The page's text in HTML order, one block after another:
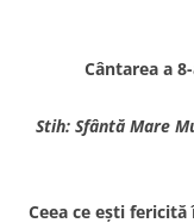
Cântarea a
Stih: Sfântă Mare
Ceea ce eşti